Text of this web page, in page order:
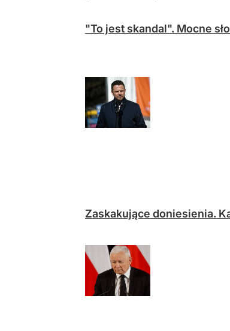
"To jest skandal". Mocne
Zaskakujące doniesienia.